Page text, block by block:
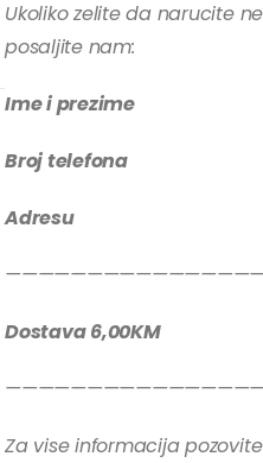
Ukoliko zelite da narucite
posaljite nam:
Ime i prezime
Broj telefona
Adresu
Dostava 6,00KM
Za vise informacija